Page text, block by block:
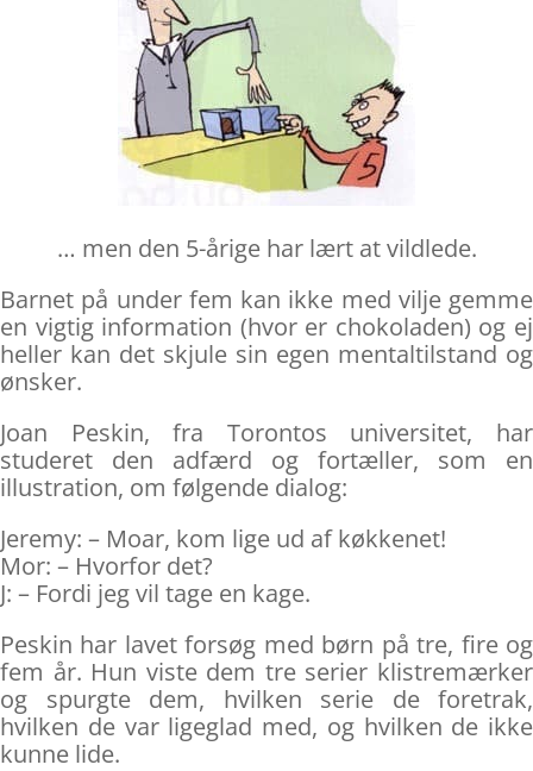
… men den 5-årige har lært at vildlede.
Barnet på under fem kan ikke med vilje gemme
en vigtig information (hvor er chokoladen) og ej
heller kan det skjule sin egen mentaltilstand og
ønsker.
Joan Peskin, fra Torontos universitet, har
studeret den adfærd og fortæller, som en
illustration, om følgende dialog:
Jeremy: – Moar, kom lige ud af køkkenet!
Mor: – Hvorfor det?
J: – Fordi jeg vil tage en kage.
Peskin har lavet forsøg med børn på tre, fire og
fem år. Hun viste dem tre serier klistremærker
og spurgte dem, hvilken serie de foretrak,
hvilken de var ligeglad med, og hvilken de ikke
kunne lide.